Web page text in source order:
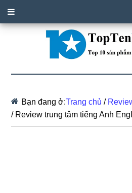
Bạn đang ở:Trang chủ /
/Review trung tâm tiếng Anh